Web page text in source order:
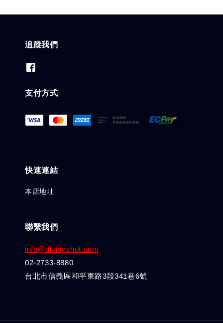
追蹤我們
支付方式
快速連結
本店地址
聯繫我們
info@divingshot.com
02-2733-8880
台北市信義區和平東路3段341巷6號